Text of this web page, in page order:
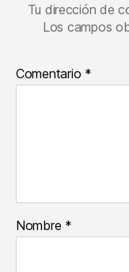
Tu dirección de
Los campos
Comentario *
Nombre *